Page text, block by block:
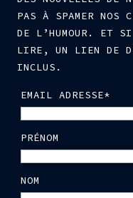
PAS À SPAMER NOS
DE L’HUMOUR. ET
LIRE, UN LIEN DE
INCLUS.
EMAIL ADRESSE*
PRÉNOM
NOM